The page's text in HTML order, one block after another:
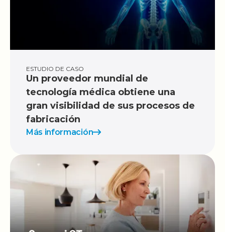
ESTUDIO DE CASO
Un proveedor mundial de
tecnología médica obtiene una
gran visibilidad de sus procesos de
fabricación
Más información